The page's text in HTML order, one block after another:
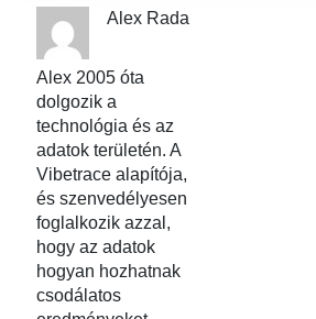
Alex Rada
Alex 2005 óta
dolgozik a
technológia és az
adatok területén. A
Vibetrace alapítója,
és szenvedélyesen
foglalkozik azzal,
hogy az adatok
hogyan hozhatnak
csodálatos